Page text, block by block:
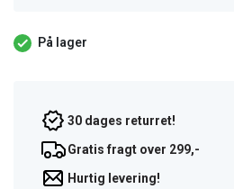
På lager
30 dages returret!
Gratis fragt over 299,-
Hurtig levering!